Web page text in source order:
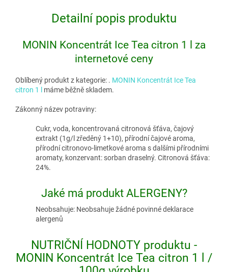
Detailní popis produktu
MONIN Koncentrát Ice Tea citron 1 l za
internetové ceny
Oblíbený produkt z kategorie: . MONIN Koncentrát Ice Tea
citron 1 l
máme běžně skladem.
Zákonný název potraviny:
Cukr, voda, koncentrovaná citronová šťáva, čajový
extrakt (1g/l zředěný 1+10), přírodní čajové aroma,
přírodní citronovo-limetkové aroma s dalšími přírodními
aromaty, konzervant: sorban draselný. Citronová šťáva:
24%.
Jaké má produkt ALERGENY?
Neobsahuje: Neobsahuje žádné povinné deklarace
alergenů
NUTRIČNÍ HODNOTY produktu -
MONIN Koncentrát Ice Tea citron 1 l /